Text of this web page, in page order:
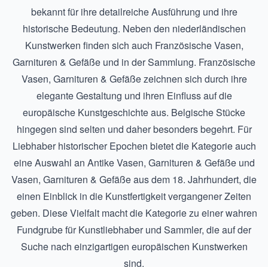
bekannt für ihre detailreiche Ausführung und ihre
historische Bedeutung. Neben den niederländischen
Kunstwerken finden sich auch Französische Vasen,
Garnituren & Gefäße und in der Sammlung. Französische
Vasen, Garnituren & Gefäße zeichnen sich durch ihre
elegante Gestaltung und ihren Einfluss auf die
europäische Kunstgeschichte aus. Belgische Stücke
hingegen sind selten und daher besonders begehrt. Für
Liebhaber historischer Epochen bietet die Kategorie auch
eine Auswahl an Antike Vasen, Garnituren & Gefäßeund
Vasen, Garnituren & Gefäße aus dem 18. Jahrhundert, die
einen Einblick in die Kunstfertigkeit vergangener Zeiten
geben. Diese Vielfalt macht die Kategorie zu einer wahren
Fundgrube für Kunstliebhaber und Sammler, die auf der
Suche nach einzigartigen europäischen Kunstwerken
sind.